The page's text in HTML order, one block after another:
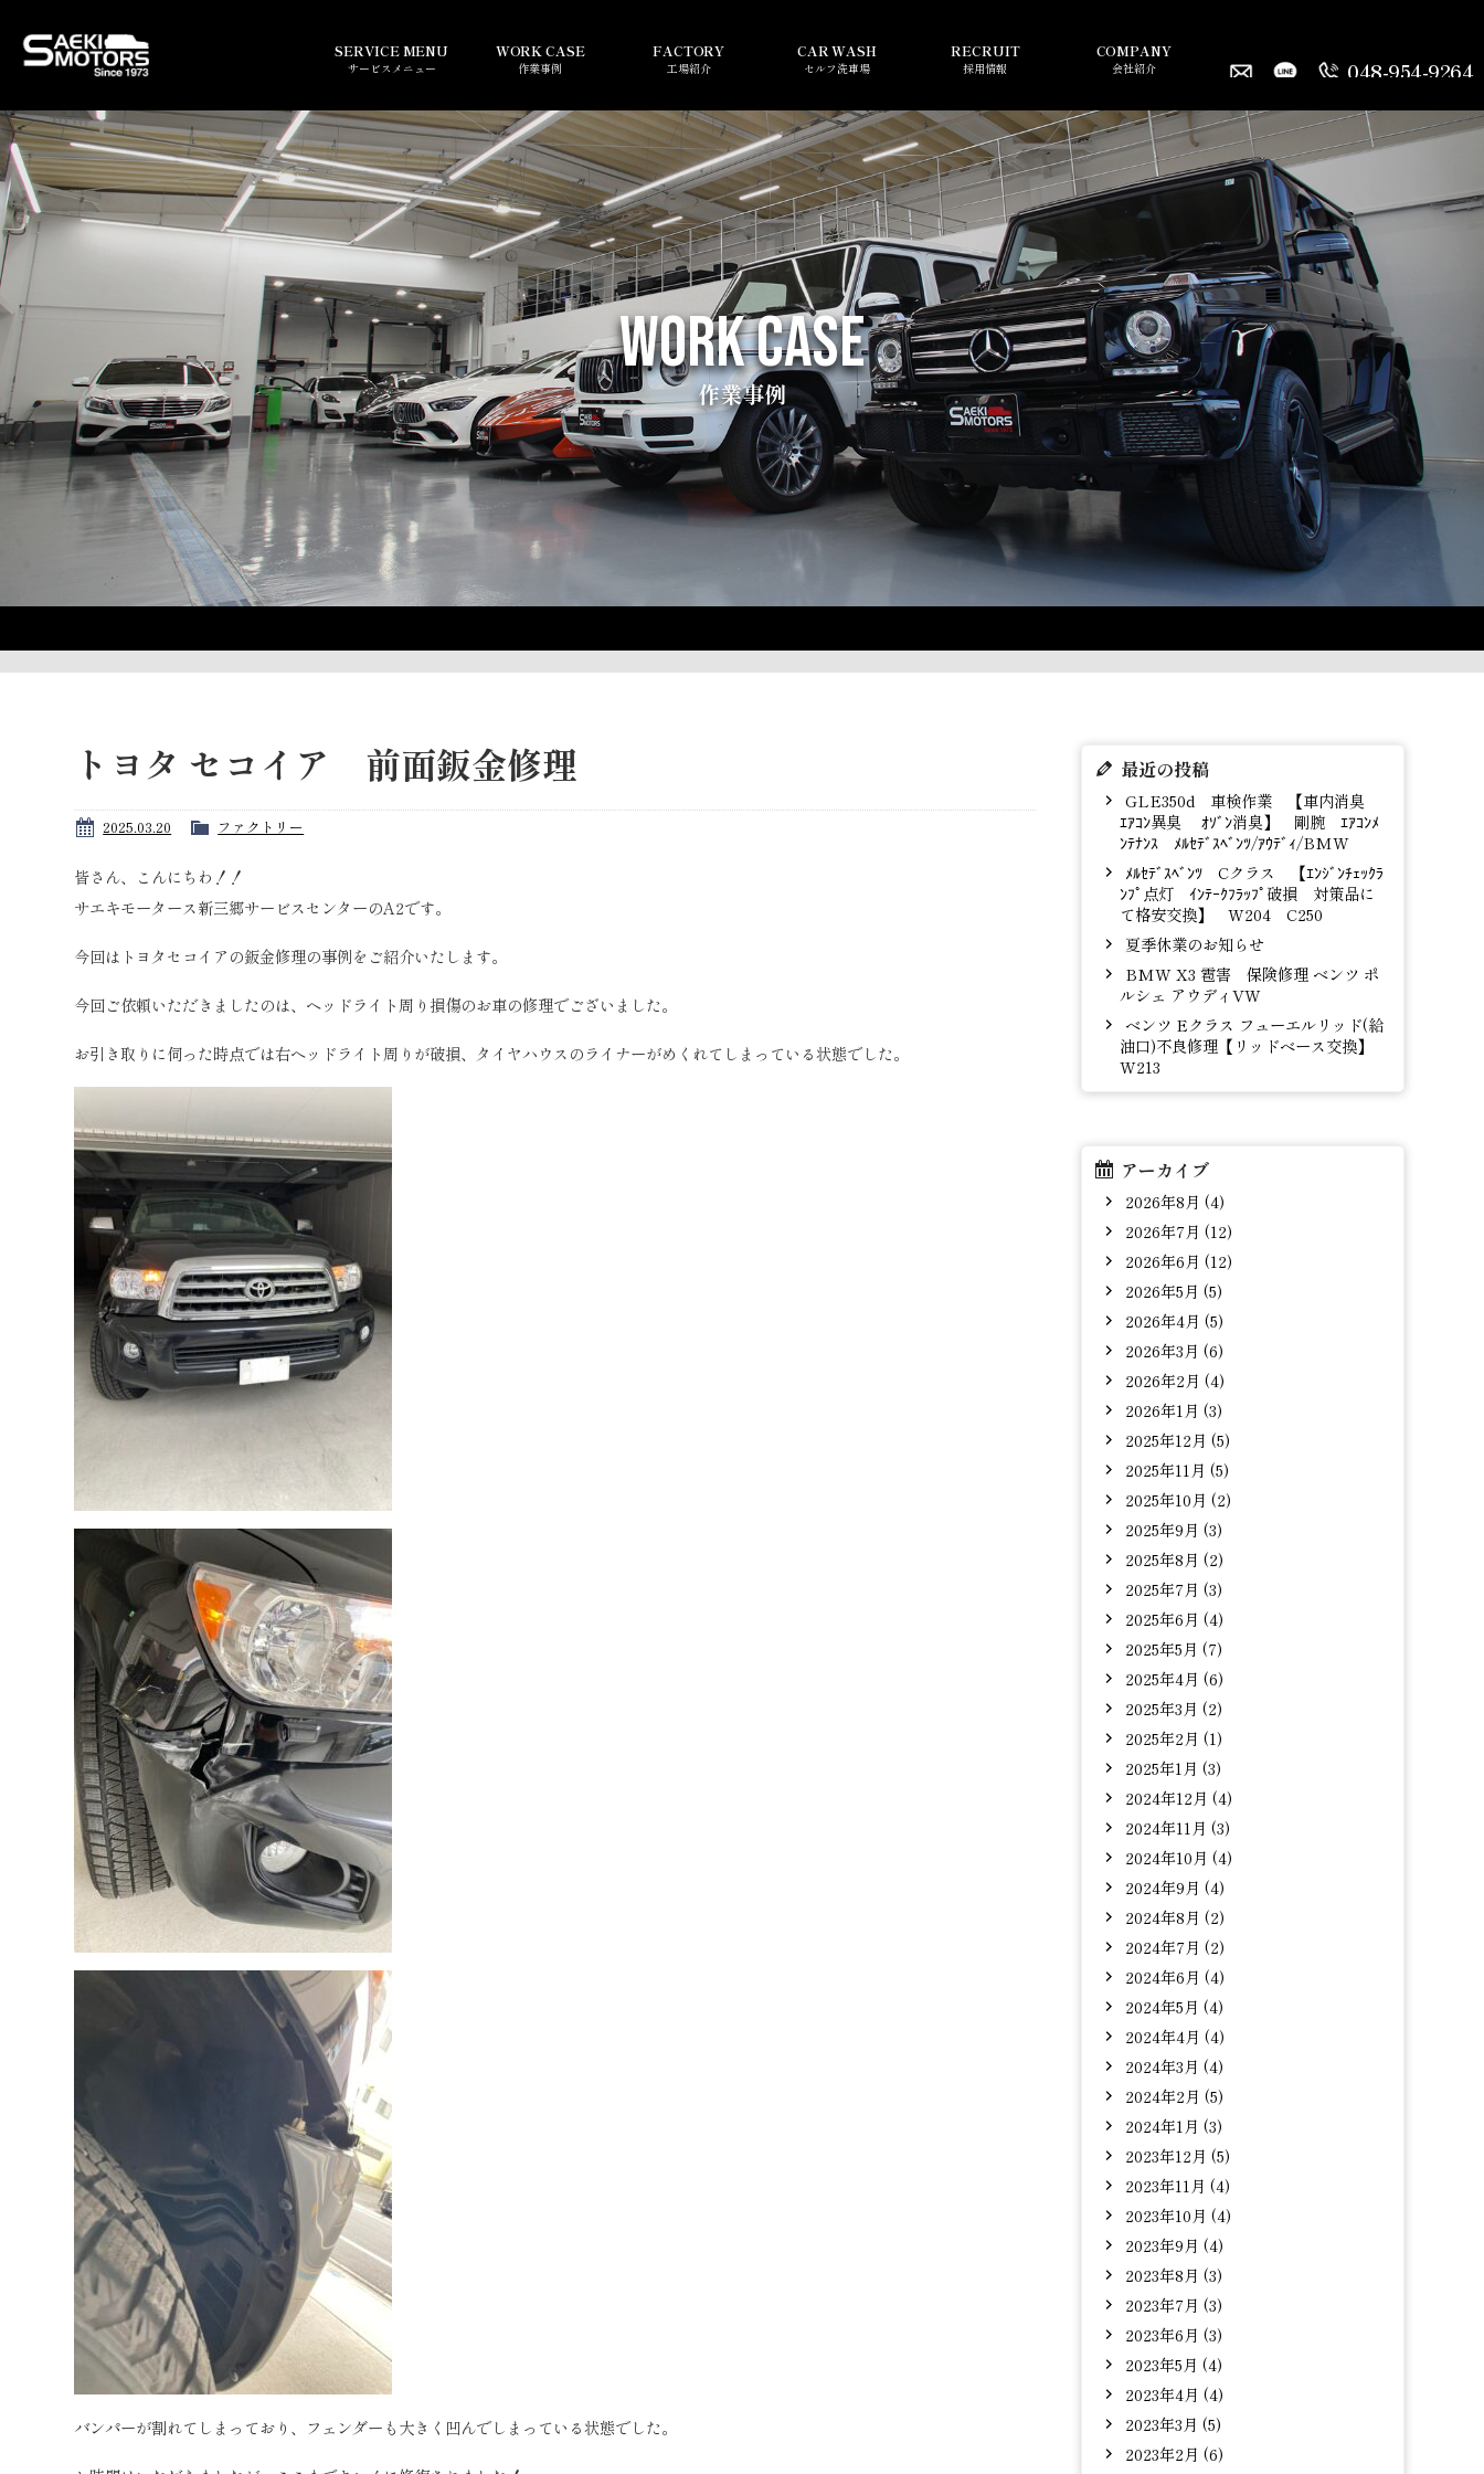
SERVICE MENU
サービスメニュー
WORK CASE
作業事例
FACTORY
工場紹介
CAR WASH
セルフ洗車場
RECRUIT
採用情報
COMPANY
会社紹介
WORK CASE
作業事例
トヨタ セコイア 前面鈑金修理
2025.03.20 ファクトリー
皆さん、こんにちわ！！
サエキモータース新三郷サービスセンターのA2です。
今回はトヨタセコイアの鈑金修理の事例をご紹介いたします。
今回ご依頼いただきましたのは、ヘッドライト周り損傷のお車の修理でございました。
お引き取りに伺った時点では右ヘッドライト周りが破損、タイヤハウスのライナーがめくれてしまっている状態でした。
バンパーが割れてしまっており、フェンダーも大きく凹んでしまっている状態でした。
最近の投稿
GLE350d 車検作業 【車内消臭
ｴｱｺﾝ異臭 ｵｿﾞﾝ消臭】 剛腕 ｴｱｺﾝﾒ
ﾝﾃﾅﾝｽ ﾒﾙｾﾃﾞｽﾍﾞﾝﾂ/ｱｳﾃﾞｨ/BMW
ﾒﾙｾﾃﾞｽﾍﾞﾝﾂ Cクラス 【ｴﾝｼﾞﾝﾁｪｯｸﾗ
ﾝﾌﾟ点灯 ｲﾝﾃｰｸﾌﾗｯﾌﾟ破損 対策品に
て格安交換】 W204 C250
夏季休業のお知らせ
BMW X3 雹害 保険修理 ベンツ ポ
ルシェ アウディVW
ベンツ Eクラス フューエルリッド(給
油口)不良修理【リッドベース交換】
W213
アーカイブ
2026年8月 (4)
2026年7月 (12)
2026年6月 (12)
2026年5月 (5)
2026年4月 (5)
2026年3月 (6)
2026年2月 (4)
2026年1月 (3)
2025年12月 (5)
2025年11月 (5)
2025年10月 (2)
2025年9月 (3)
2025年8月 (2)
2025年7月 (3)
2025年6月 (4)
2025年5月 (7)
2025年4月 (6)
2025年3月 (2)
2025年2月 (1)
2025年1月 (3)
2024年12月 (4)
2024年11月 (3)
2024年10月 (4)
2024年9月 (4)
2024年8月 (2)
2024年7月 (2)
2024年6月 (4)
2024年5月 (4)
2024年4月 (4)
2024年3月 (4)
2024年2月 (5)
2024年1月 (3)
2023年12月 (5)
2023年11月 (4)
2023年10月 (4)
2023年9月 (4)
2023年8月 (3)
2023年7月 (3)
2023年6月 (3)
2023年5月 (4)
2023年4月 (4)
2023年3月 (5)
2023年2月 (6)
048-954-9264